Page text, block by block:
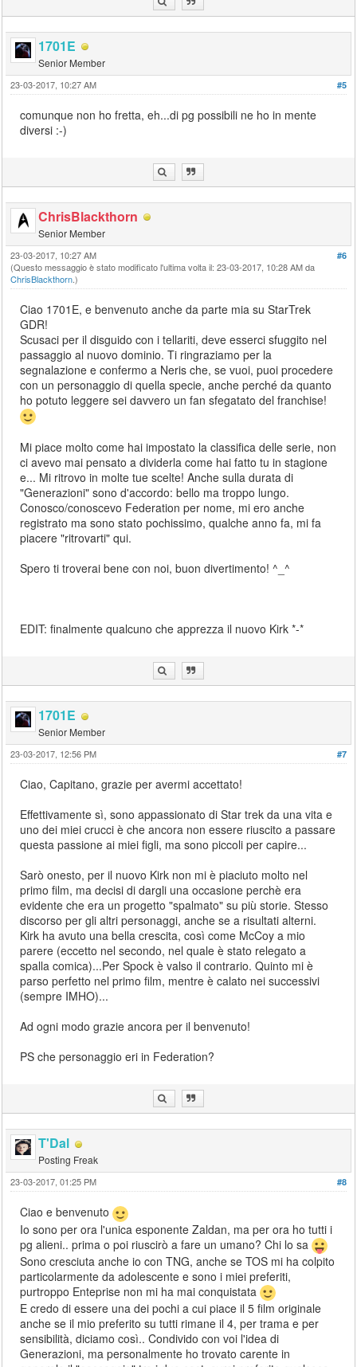
1701E
Senior Member
#5
23-03-2017, 10:27 AM
comunque non ho fretta, eh...di pg possibili ne ho in mente
diversi :-)
ChrisBlackthorn
Senior Member
#6
23-03-2017, 10:27 AM
(Questo messaggio è stato modificato l'ultima volta il: 23-03-2017, 10:28 AM da
ChrisBlackthorn.)
Ciao 1701E, e benvenuto anche da parte mia su StarTrek
GDR!
Scusaci per il disguido con i tellariti, deve esserci sfuggito nel
passaggio al nuovo dominio. Ti ringraziamo per la
segnalazione e confermo a Neris che, se vuoi, puoi procedere
con un personaggio di quella specie, anche perché da quanto
ho potuto leggere sei davvero un fan sfegatato del franchise!
Mi piace molto come hai impostato la classifica delle serie, non
ci avevo mai pensato a dividerla come hai fatto tu in stagione
e... Mi ritrovo in molte tue scelte! Anche sulla durata di
"Generazioni" sono d'accordo: bello ma troppo lungo.
Conosco/conoscevo Federation per nome, mi ero anche
registrato ma sono stato pochissimo, qualche anno fa, mi fa
piacere "ritrovarti" qui.
Spero ti troverai bene con noi, buon divertimento! ^_^
EDIT: finalmente qualcuno che apprezza il nuovo Kirk *-*
1701E
Senior Member
#7
23-03-2017, 12:56 PM
Ciao, Capitano, grazie per avermi accettato!
Effettivamente sì, sono appassionato di Star trek da una vita e
uno dei miei crucci è che ancora non essere riuscito a passare
questa passione ai miei figli, ma sono piccoli per capire...
Sarò onesto, per il nuovo Kirk non mi è piaciuto molto nel
primo film, ma decisi di dargli una occasione perchè era
evidente che era un progetto "spalmato" su più storie. Stesso
discorso per gli altri personaggi, anche se a risultati alterni.
Kirk ha avuto una bella crescita, così come McCoy a mio
parere (eccetto nel secondo, nel quale è stato relegato a
spalla comica)...Per Spock è valso il contrario. Quinto mi è
parso perfetto nel primo film, mentre è calato nei successivi
(sempre IMHO)...
Ad ogni modo grazie ancora per il benvenuto!
PS che personaggio eri in Federation?
T'Dal
Posting Freak
#8
23-03-2017, 01:25 PM
Ciao e benvenuto
Io sono per ora l'unica esponente Zaldan, ma per ora ho tutti i
pg alieni.. prima o poi riuscirò a fare un umano? Chi lo sa
Sono cresciuta anche io con TNG, anche se TOS mi ha colpito
particolarmente da adolescente e sono i miei preferiti,
purtroppo Enteprise non mi ha mai conquistata
E credo di essere una dei pochi a cui piace il 5 film originale
anche se il mio preferito su tutti rimane il 4, per trama e per
sensibilità, diciamo così.. Condivido con voi l'idea di
Generazioni, ma personalmente ho trovato carente in